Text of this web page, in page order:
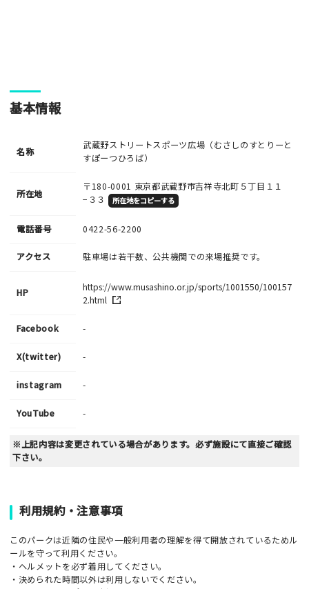
ご注意事項
・人物の顔が写っている場合はモザイク処理を行います。
・投稿後に反映されない場合はお問い合わせからご連絡くださ
基本情報
名称
武蔵野ストリートスポーツ広場（むさしのすとりーと
すぽーつひろば）
所在地
〒180-0001 東京都武蔵野市吉祥寺北町５丁目１１
−３３
所在地をコピーする
電話番号 0422-56-2200
アクセス 駐車場は若干数、公共機関での来場推奨です。
HP
https://www.musashino.or.jp/sports/1001550/100157
2.html
Facebook -
X(twitter) -
instagram -
YouTube -
※上記内容は変更されている場合があります。必ず施設にて直接ご確認
下さい。
利用規約・注意事項
このパークは近隣の住民や一般利用者の理解を得て開放されているためル
ールを守って利用ください。
・ヘルメットを必ず着用してください。
・決められた時間以外は利用しないでください。